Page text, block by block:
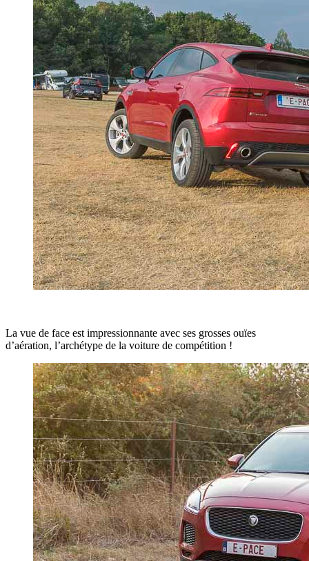
La vue de face est impressionnante avec ses grosses ouïes
d’aération, l’archétype de la voiture de compétition !